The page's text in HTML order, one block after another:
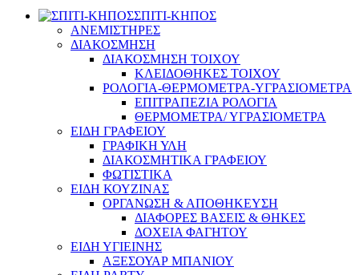
ΣΠΙΤΙ-ΚΗΠΟΣ
ΑΝΕΜΙΣΤΗΡΕΣ
ΔΙΑΚΟΣΜΗΣΗ
ΔΙΑΚΟΣΜΗΣΗ ΤΟΙΧΟΥ
ΚΛΕΙΔΟΘΗΚΕΣ ΤΟΙΧΟΥ
ΡΟΛΟΓΙΑ-ΘΕΡΜΟΜΕΤΡΑ-ΥΓΡΑΣΙΟΜΕΤΡΑ
ΕΠΙΤΡΑΠΕΖΙΑ ΡΟΛΟΓΙΑ
ΘΕΡΜΟΜΕΤΡΑ/ ΥΓΡΑΣΙΟΜΕΤΡΑ
ΕΙΔΗ ΓΡΑΦΕΙΟΥ
ΓΡΑΦΙΚΗ ΥΛΗ
ΔΙΑΚΟΣΜΗΤΙΚΑ ΓΡΑΦΕΙΟΥ
ΦΩΤΙΣΤΙΚΑ
ΕΙΔΗ ΚΟΥΖΙΝΑΣ
ΟΡΓΑΝΩΣΗ & ΑΠΟΘΗΚΕΥΣΗ
ΔΙΑΦΟΡΕΣ ΒΑΣΕΙΣ & ΘΗΚΕΣ
ΔΟΧΕΙΑ ΦΑΓΗΤΟΥ
ΕΙΔΗ ΥΓΙΕΙΝΗΣ
ΑΞΕΣΟΥΑΡ ΜΠΑΝΙΟΥ